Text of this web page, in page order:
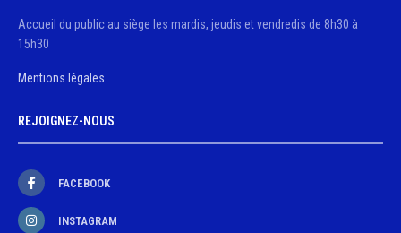
Accueil du public au siège les mardis, jeudis et vendredis de 8h30 à
15h30
Mentions légales
REJOIGNEZ-NOUS
FACEBOOK
INSTAGRAM